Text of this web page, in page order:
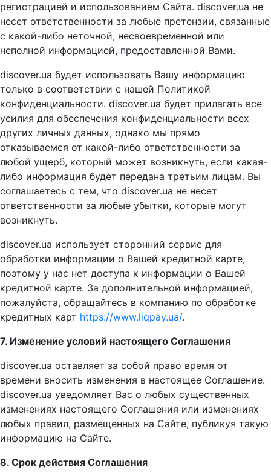
регистрацией и использованием Сайта. discover.ua не
несет ответственности за любые претензии, связанные
с какой-либо неточной, несвоевременной или
неполной информацией, предоставленной Вами.
discover.ua будет использовать Вашу информацию
только в соответствии с нашей Политикой
конфиденциальности. discover.ua будет прилагать все
усилия для обеспечения конфиденциальности всех
других личных данных, однако мы прямо
отказываемся от какой-либо ответственности за
любой ущерб, который может возникнуть, если какая-
либо информация будет передана третьим лицам. Вы
соглашаетесь с тем, что discover.ua не несет
ответственности за любые убытки, которые могут
возникнуть.
discover.ua использует сторонний сервис для
обработки информации о Вашей кредитной карте,
поэтому у нас нет доступа к информации о Вашей
кредитной карте. За дополнительной информацией,
пожалуйста, обращайтесь в компанию по обработке
кредитных карт https://www.liqpay.ua/.
7. Изменение условий настоящего Соглашения
discover.ua оставляет за собой право время от
времени вносить изменения в настоящее Соглашение.
discover.ua уведомляет Вас о любых существенных
изменениях настоящего Соглашения или изменениях
любых правил, размещенных на Сайте, публикуя такую
информацию на Сайте.
8. Срок действия Соглашения